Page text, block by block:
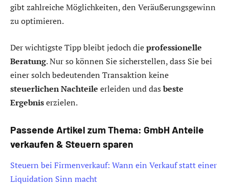
gibt zahlreiche Möglichkeiten, den Veräußerungsgewinn
zu optimieren.
Der wichtigste Tipp bleibt jedoch dieprofessionelle
Beratung. Nur so können Sie sicherstellen, dass Sie bei
einer solch bedeutenden Transaktion keine
steuerlichen Nachteile erleiden und dasbeste
Ergebniserzielen.
Passende Artikel zum Thema: GmbH Anteile
verkaufen & Steuern sparen
Steuern bei Firmenverkauf: Wann ein Verkauf statt einer
Liquidation Sinn macht